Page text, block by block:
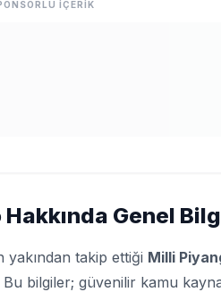
İÇERİK
Genel
yakından takip ettiği Milli
bilgiler; güvenilir kamu